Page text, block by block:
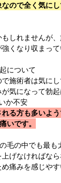
ので全く気に
しれませんが
強くなり収まっ
について
施術者は気に
気になって勃
か不安
る方も多いよ
いです。
毛の中でも最も
げなければな
痛みを感じやす